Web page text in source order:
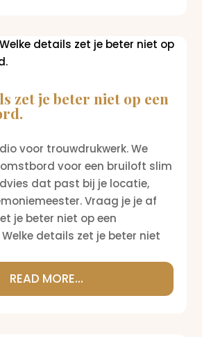
zet je beter niet op een
voor trouwdrukwerk. We
voor een bruiloft slim
dat past bij je locatie,
Vraag je je af
je beter niet op een
details zet je beter niet
READ MORE...